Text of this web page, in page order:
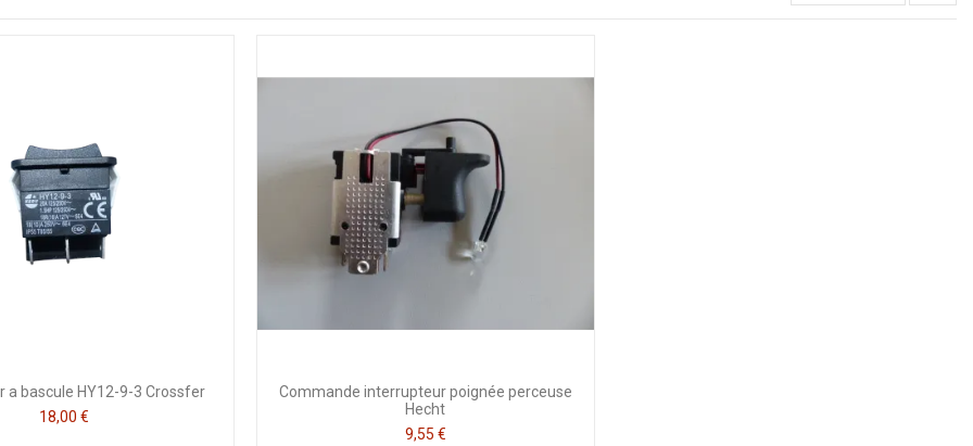
a bascule HY12-9-3 Crossfer
18,00 €
Commande interrupteur poignée perceuse
Hecht
9,55 €